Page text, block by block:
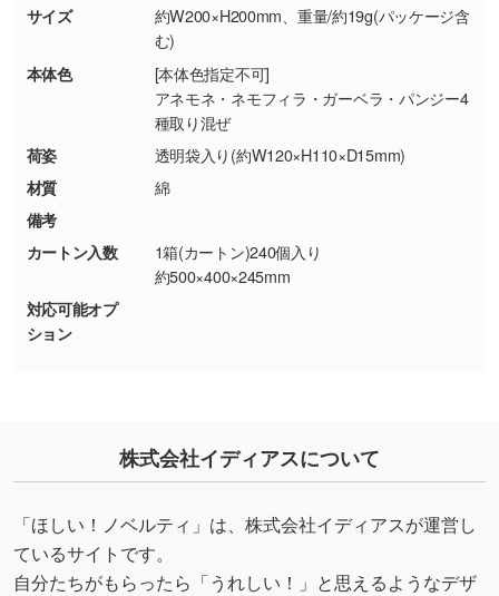
現物支給による色指定も承っております。→詳
・背景がある画像からキャラクター部分だけを
使いたいです
シンプルな背景のデータや、使いたいキャラク
ター部分の輪郭がはっきりしているデータは切
・持っているデータの背景が足りない／塗り足
しの作り方が分からない
印刷したいデータが印刷範囲よりも小さい場
合、シンプルな色・柄の背景であれば拡張が可
を生成してほしい
URLをご指定いただければ、QRコードを生成
いたします。配置のご相談にも応じています。
→詳しく見る
商品が破損した場合
・商品到着後7日以上経過している場合
・お客様のご都合による返品・交換依頼(商
品・色・数量などの注文間違い等)
サイズ
約W200×H200mm、重量/約19g(パッケージ含
む)
本体色
[本体色指定不可]
アネモネ・ネモフィラ・ガーベラ・パンジー4
種取り混ぜ
荷姿
透明袋入り(約W120×H110×D15mm)
材質
綿
備考
カートン入数
1箱(カートン)240個入り
約500×400×245mm
対応可能オプ
ション
株式会社イディアスについて
「ほしい！ノベルティ」は、株式会社イディアスが運営し
ているサイトです。
自分たちがもらったら「うれしい！」と思えるようなデザ